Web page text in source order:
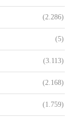
(2.286)
(5)
(3.113)
(2.168)
(1.759)